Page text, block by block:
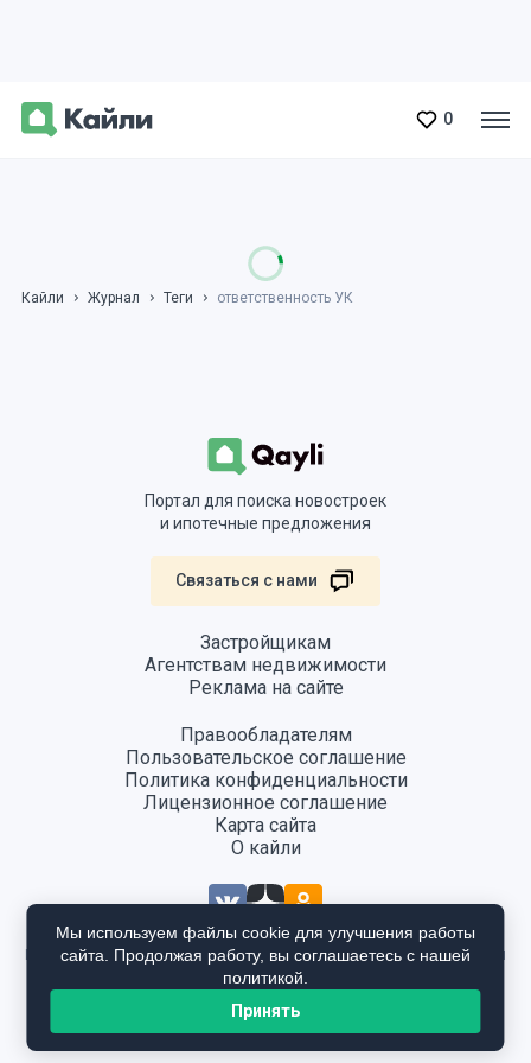
0
Кайли Журнал Теги ответственность УК
Портал для поиска новостроек
и ипотечные предложения
Связаться с нами
Застройщикам
Агентствам недвижимости
Реклама на сайте
Правообладателям
Пользовательское соглашение
Политика конфиденциальности
Лицензионное соглашение
Карта сайта
О кайли
Информация, размещенная на сайте, не является публичной офертой
и предоставляется в ознакомительных целях. Для получения
подробной информации общайтесь в отдел продаж застройщика.
Мы используем файлы cookie для улучшения работы
сайта. Продолжая работу, вы соглашаетесь с нашей
политикой.
Принять